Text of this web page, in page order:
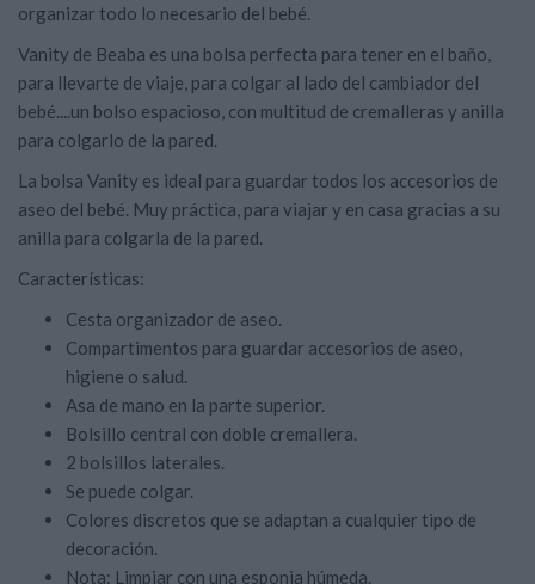
organizar todo lo necesario del bebé.
Vanity de Beaba es una bolsa perfecta para tener en el baño,
para llevarte de viaje, para colgar al lado del cambiador del
bebé....un bolso espacioso, con multitud de cremalleras y anilla
para colgarlo de la pared.
La bolsa Vanity es ideal para guardar todos los accesorios de
aseo del bebé. Muy práctica, para viajar y en casa gracias a su
anilla para colgarla de la pared.
Características:
Cesta organizador de aseo.
Compartimentos para guardar accesorios de aseo,
higiene o salud.
Asa de mano en la parte superior.
Bolsillo central con doble cremallera.
2 bolsillos laterales.
Se puede colgar.
Colores discretos que se adaptan a cualquier tipo de
decoración.
Nota: Limpiar con una esponja húmeda.